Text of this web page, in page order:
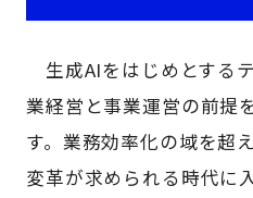
生成AIをはじめとする
業経営と事業運営の前提
す。業務効率化の域を超
変革が求められる時代に